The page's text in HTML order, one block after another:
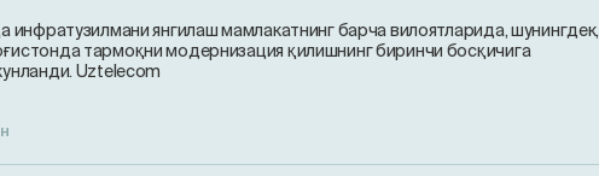
инфратузилмани янгилаш мамлакатнинг барча вилоятларида, шунингдек,
тармоқни модернизация қилишнинг биринчи босқичига
Uztelecom